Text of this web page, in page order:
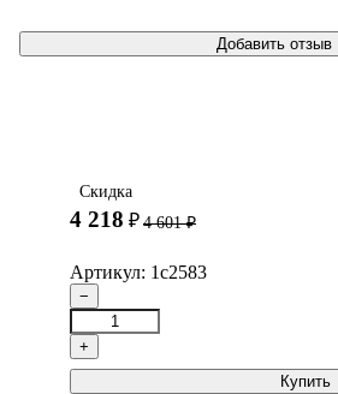
Скидка
4 218 ₽ 4 601 ₽
Артикул: 1с2583
−
+
Купить